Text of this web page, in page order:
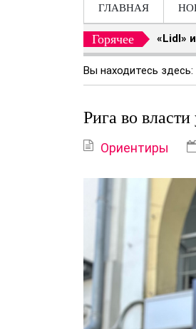
ГЛАВНАЯ
Горячее «Lidl»
Вы находитесь здесь:
Рига во
Ориентиры